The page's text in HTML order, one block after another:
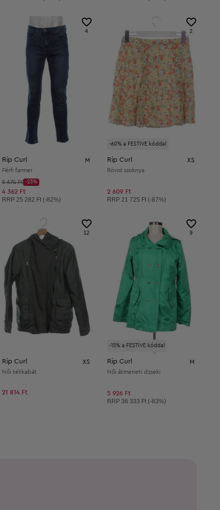
4
Rip Curl M
Férfi farmer
Kezdő ár:
5 674 Ft
Discount Price:
-23%
Csökkentett ár:
4 362 Ft
Ajánlott ár:
RRP25 282 Ft (-82%)
-60% a FESTIVE kóddal
2
Rip Curl XS
Rövid szoknya
2 609 Ft
Ajánlott ár:
RRP 21 725 Ft (-87%)
12
Rip Curl XS
Női télikabát
21 814 Ft
-15% a FESTIVE kóddal
9
Rip Curl M
Női átmeneti dzseki
5 926 Ft
Ajánlott ár:
RRP 36 333 Ft (-83%)